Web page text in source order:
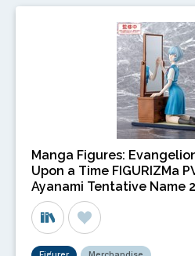
Manga Figures:
Upon a Time FIGURIZMa
Ayanami Tentative Name